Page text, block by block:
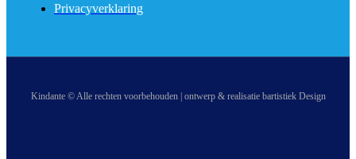
Privacyverklaring
Kindante © Alle rechten voorbehouden | ontwerp & realisatie bartistiek Design